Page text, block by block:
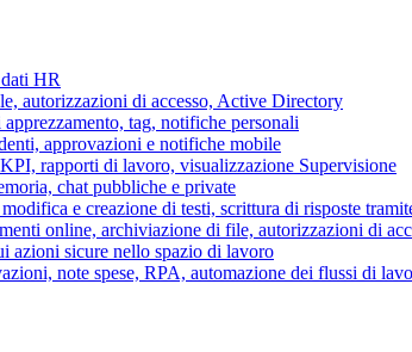
HR
autorizzazioni di accesso, Active Directory
tag, notifiche personali
approvazioni e notifiche mobile
rapporti di lavoro, visualizzazione Supervisione
chat pubbliche e private
e creazione di testi, scrittura di risposte
online, archiviazione di file, autorizzazioni di
azioni sicure nello spazio di lavoro
note spese, RPA, automazione dei flussi di